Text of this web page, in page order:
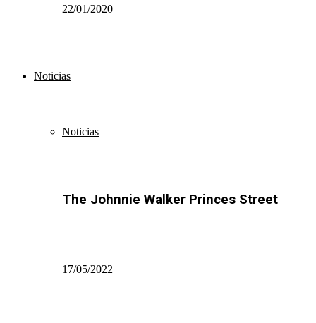
22/01/2020
Noticias
Noticias
The Johnnie Walker Princes Street
17/05/2022